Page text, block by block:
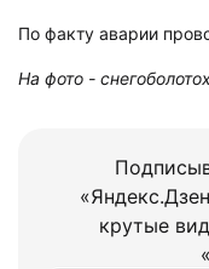
По факту аварии
На фото -
крутые